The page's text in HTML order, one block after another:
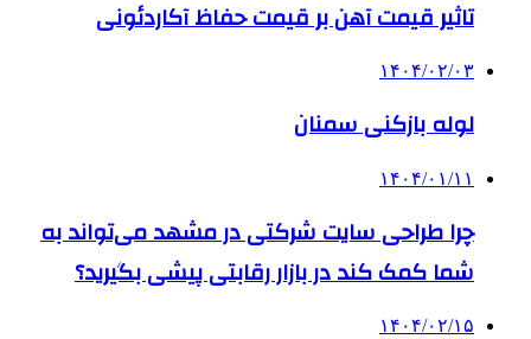
تاثیر قیمت آهن بر قیمت حفاظ آکاردئونی
۱۴۰۴/۰۲/۰۳
لوله بازکنی سمنان
۱۴۰۴/۰۱/۱۱
چرا طراحی سایت شرکتی در مشهد می‌تواند به
شما کمک کند در بازار رقابتی پیشی بگیرید؟
۱۴۰۴/۰۲/۱۵